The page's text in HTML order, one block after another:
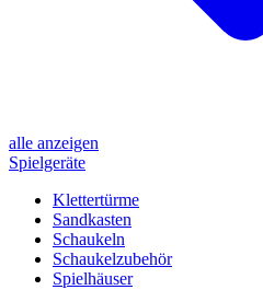
alle anzeigen
Spielgeräte
Klettertürme
Sandkasten
Schaukeln
Schaukelzubehör
Spielhäuser